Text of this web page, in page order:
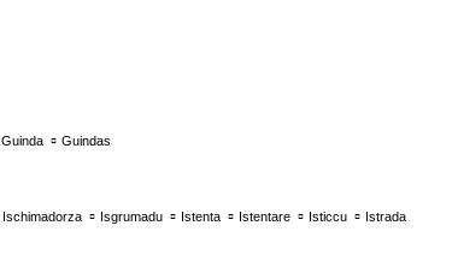
Guinda ▫ Guindas
Ischimadorza ▫ Isgrumadu ▫ Istenta ▫ Istentare ▫ Isticcu ▫ Istrada